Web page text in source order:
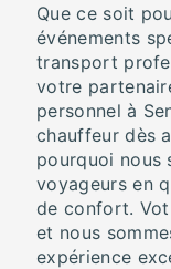
Que ce soit
événements
transport
votre
personnel à
chauffeur dès
pourquoi nous
voyageurs en
de confort.
et nous
expérience